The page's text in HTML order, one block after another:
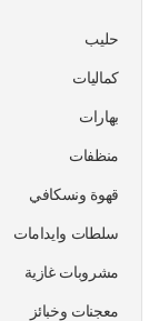
حليب
كماليات
بهارات
منظفات
قهوة ونسكافي
سلطات وايدامات
مشروبات غازية
معجنات وخبائز